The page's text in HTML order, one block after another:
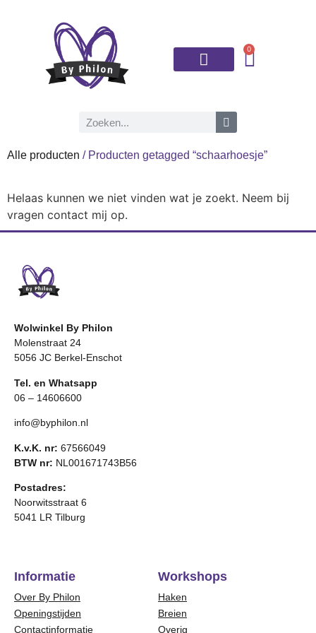
0
Alle producten / Producten getagged “schaarhoesje”
Helaas kunnen we niet vinden wat je zoekt. Neem bij
vragen contact mij op.
Wolwinkel By Philon
Molenstraat 24
5056 JC Berkel-Enschot
Tel. en Whatsapp
06 – 14606600
info@byphilon.nl
K.v.K. nr: 67566049
BTW nr: NL001671743B56
Postadres:
Noorwitsstraat 6
5041 LR Tilburg
Informatie
Over By Philon
Openingstijden
Contactinformatie
Workshops
Haken
Breien
Overig